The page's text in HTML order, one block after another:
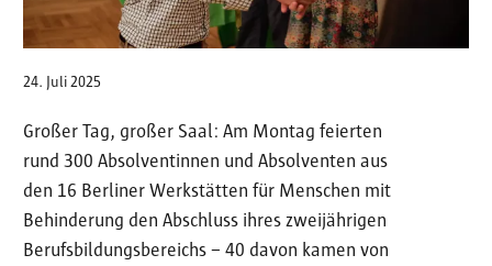
24. Juli 2025
Großer Tag, großer Saal: Am Montag feierten
rund 300 Absolventinnen und Absolventen aus
den 16 Berliner Werkstätten für Menschen mit
Behinderung den Abschluss ihres zweijährigen
Berufsbildungsbereichs – 40 davon kamen von